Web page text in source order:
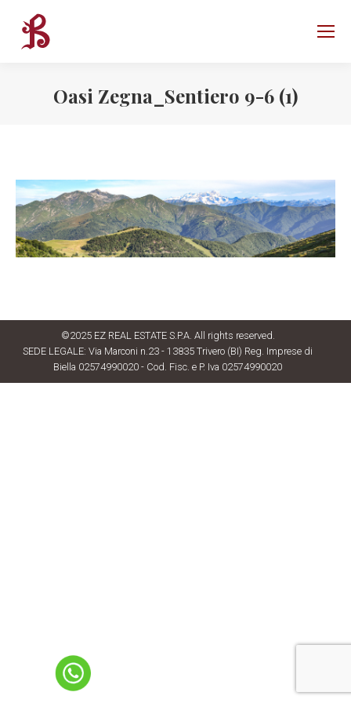
Oasi Zegna_Sentiero 9-6 (1)
©2025 EZ REAL ESTATE S.P.A. All rights reserved.
SEDE LEGALE: Via Marconi n.23 - 13835 Trivero (BI) Reg. Imprese di
Biella 02574990020 - Cod. Fisc. e P. Iva 02574990020